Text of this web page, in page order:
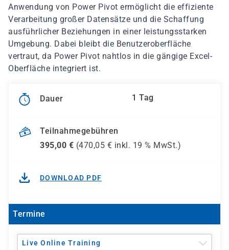
Anwendung von Power Pivot ermöglicht die effiziente
Verarbeitung großer Datensätze und die Schaffung
ausführlicher Beziehungen in einer leistungsstarken
Umgebung. Dabei bleibt die Benutzeroberfläche
vertraut, da Power Pivot nahtlos in die gängige Excel-
Oberfläche integriert ist.
Dauer 1 Tag
Teilnahmegebühren
395,00 € (470,05 € inkl. 19 % MwSt.)
DOWNLOAD PDF
Termine
Live Online Training